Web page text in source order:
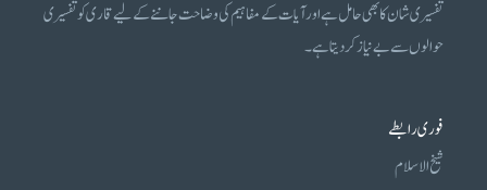
تفسیری شان کا بھی حامل ہے اور آیات کے مفاہیم کی وضاحت جاننے کے لیے قاری کو تفسیری
حوالوں سے بے نیاز کر دیتا ہے۔
فوری رابطے
شیخ الاسلام